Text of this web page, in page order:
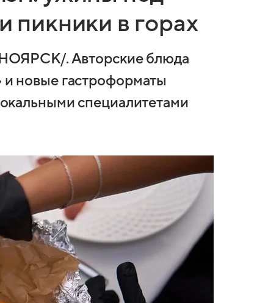
пикники в горах
. Авторские блюда
новые гастроформаты
специалитетами